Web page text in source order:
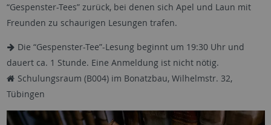
“Gespenster-Tees” zurück, bei denen sich Apel und Laun mit
Freunden zu schaurigen Lesungen trafen.
Die “Gespenster-Tee”-Lesung beginnt um 19:30 Uhr und
dauert ca. 1 Stunde. Eine Anmeldung ist nicht nötig.
Schulungsraum (B004) im Bonatzbau, Wilhelmstr. 32,
Tübingen